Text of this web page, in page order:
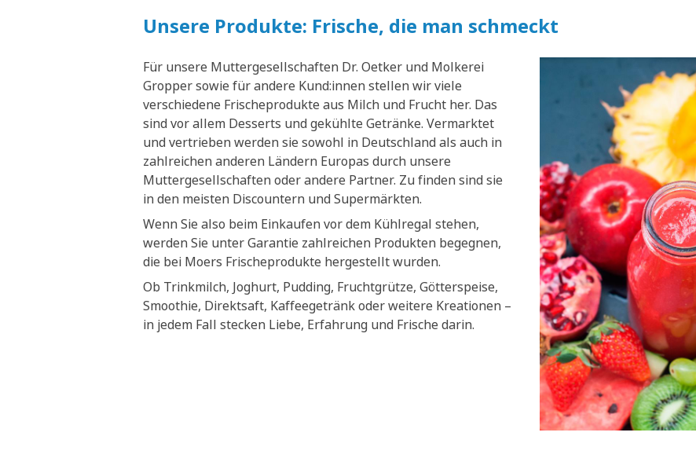
Unsere Produkte: Frische, die man schmeckt
Für unsere Muttergesellschaften Dr. Oetker und Molkerei
Gropper sowie für andere Kund:innen stellen wir viele
verschiedene Frischeprodukte aus Milch und Frucht her. Das
sind vor allem Desserts und gekühlte Getränke. Vermarktet
und vertrieben werden sie sowohl in Deutschland als auch in
zahlreichen anderen Ländern Europas durch unsere
Muttergesellschaften oder andere Partner. Zu finden sind sie
in den meisten Discountern und Supermärkten.
Wenn Sie also beim Einkaufen vor dem Kühlregal stehen,
werden Sie unter Garantie zahlreichen Produkten begegnen,
die bei Moers Frischeprodukte hergestellt wurden.
Ob Trinkmilch, Joghurt, Pudding, Fruchtgrütze, Götterspeise,
Smoothie, Direktsaft, Kaffeegetränk oder weitere Kreationen –
in jedem Fall stecken Liebe, Erfahrung und Frische darin.